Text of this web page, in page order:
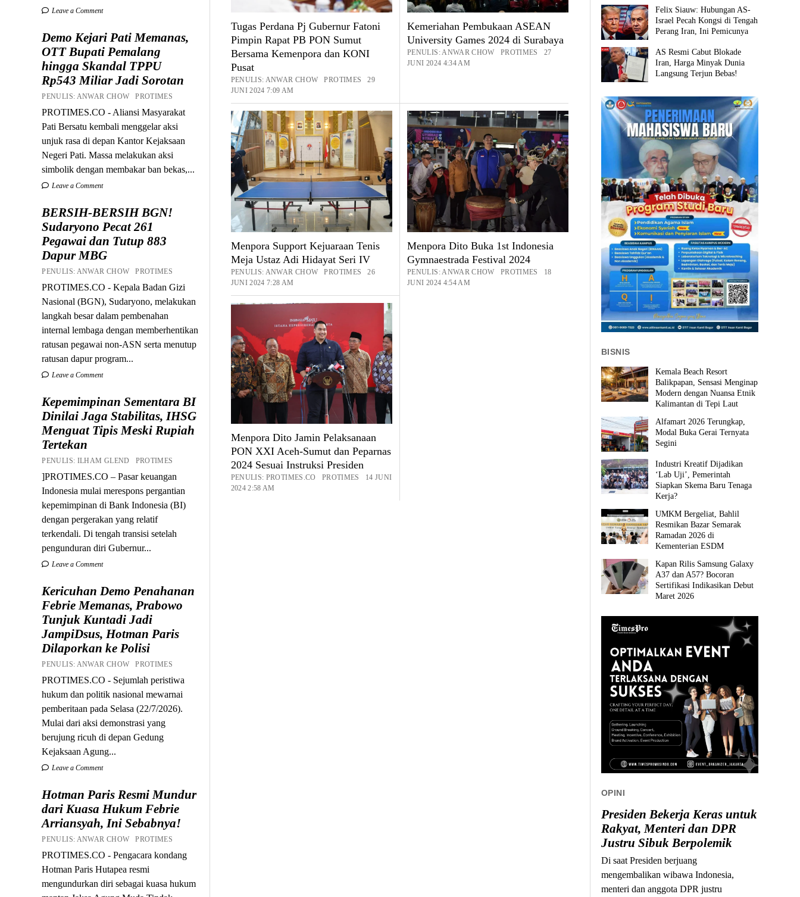
Leave a Comment
Demo Kejari Pati Memanas,
OTT Bupati Pemalang
hingga Skandal TPPU
Rp543 Miliar Jadi Sorotan
PENULIS: ANWAR CHOW PROTIMES
PROTIMES.CO - Aliansi Masyarakat
Pati Bersatu kembali menggelar aksi
unjuk rasa di depan Kantor Kejaksaan
Negeri Pati. Massa melakukan aksi
simbolik dengan membakar ban bekas,...
Leave a Comment
BERSIH-BERSIH BGN!
Sudaryono Pecat 261
Pegawai dan Tutup 883
Dapur MBG
PENULIS: ANWAR CHOW PROTIMES
PROTIMES.CO - Kepala Badan Gizi
Nasional (BGN), Sudaryono, melakukan
langkah besar dalam pembenahan
internal lembaga dengan memberhentikan
ratusan pegawai non-ASN serta menutup
ratusan dapur program...
Leave a Comment
Kepemimpinan Sementara BI
Dinilai Jaga Stabilitas, IHSG
Menguat Tipis Meski Rupiah
Tertekan
PENULIS: ILHAM GLEND PROTIMES
]PROTIMES.CO – Pasar keuangan
Indonesia mulai merespons pergantian
kepemimpinan di Bank Indonesia (BI)
dengan pergerakan yang relatif
terkendali. Di tengah transisi setelah
pengunduran diri Gubernur...
Leave a Comment
Kericuhan Demo Penahanan
Febrie Memanas, Prabowo
Tunjuk Kuntadi Jadi
JampiDsus, Hotman Paris
Dilaporkan ke Polisi
PENULIS: ANWAR CHOW PROTIMES
PROTIMES.CO - Sejumlah peristiwa
hukum dan politik nasional mewarnai
pemberitaan pada Selasa (22/7/2026).
Mulai dari aksi demonstrasi yang
berujung ricuh di depan Gedung
Kejaksaan Agung...
Leave a Comment
Hotman Paris Resmi Mundur
dari Kuasa Hukum Febrie
Arriansyah, Ini Sebabnya!
PENULIS: ANWAR CHOW PROTIMES
PROTIMES.CO - Pengacara kondang
Hotman Paris Hutapea resmi
mengundurkan diri sebagai kuasa hukum
Tugas Perdana Pj Gubernur Fatoni
Pimpin Rapat PB PON Sumut
Bersama Kemenpora dan KONI
Pusat
PENULIS: ANWAR CHOW PROTIMES 29
JUNI 2024 7:09 AM
Kemeriahan Pembukaan ASEAN
University Games 2024 di Surabaya
PENULIS: ANWAR CHOW PROTIMES 27
JUNI 2024 4:34 AM
Menpora Support Kejuaraan Tenis
Meja Ustaz Adi Hidayat Seri IV
PENULIS: ANWAR CHOW PROTIMES 26
JUNI 2024 7:28 AM
Menpora Dito Buka 1st Indonesia
Gymnaestrada Festival 2024
PENULIS: ANWAR CHOW PROTIMES 18
JUNI 2024 4:54 AM
Menpora Dito Jamin Pelaksanaan
PON XXI Aceh-Sumut dan Peparnas
2024 Sesuai Instruksi Presiden
PENULIS: PROTIMES.CO PROTIMES 14 JUNI
2024 2:58 AM
Felix Siauw: Hubungan AS-
Israel Pecah Kongsi di Tengah
Perang Iran, Ini Pemicunya
AS Resmi Cabut Blokade
Iran, Harga Minyak Dunia
Langsung Terjun Bebas!
BISNIS
Kemala Beach Resort
Balikpapan, Sensasi Menginap
Modern dengan Nuansa Etnik
Kalimantan di Tepi Laut
Alfamart 2026 Terungkap,
Modal Buka Gerai Ternyata
Segini
Industri Kreatif Dijadikan
‘Lab Uji’, Pemerintah
Siapkan Skema Baru Tenaga
Kerja?
UMKM Bergeliat, Bahlil
Resmikan Bazar Semarak
Ramadan 2026 di
Kementerian ESDM
Kapan Rilis Samsung Galaxy
A37 dan A57? Bocoran
Sertifikasi Indikasikan Debut
Maret 2026
OPINI
Presiden Bekerja Keras untuk
Rakyat, Menteri dan DPR
Justru Sibuk Berpolemik
Di saat Presiden berjuang
mengembalikan wibawa Indonesia,
menteri dan anggota DPR justru